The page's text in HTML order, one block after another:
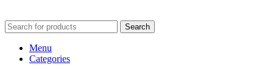
Search
Menu
Categories